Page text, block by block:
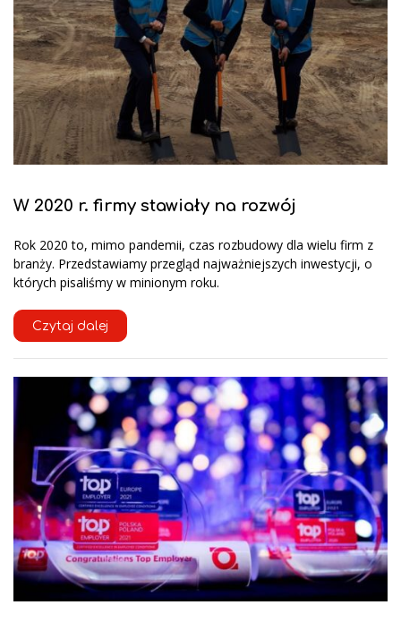
W 2020 r. firmy stawiały na rozwój
Rok 2020 to, mimo pandemii, czas rozbudowy dla wielu firm z
branży. Przedstawiamy przegląd najważniejszych inwestycji, o
których pisaliśmy w minionym roku.
Czytaj dalej